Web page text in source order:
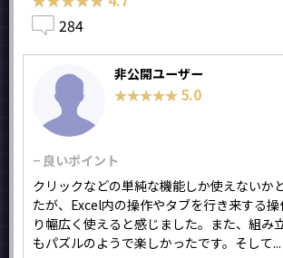
284
非公開ユーザー
★★★★★
★★★★★ 5.0
− 良いポイント
クリックなどの単純な機能しか使えないか
たが、Excel内の操作やタブを行き来する操
り幅広く使えると感じました。また、組み
もパズルのようで楽しかったです。そして...